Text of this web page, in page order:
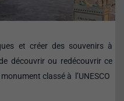
et créer des souvenirs à
découvrir ou redécouvrir ce
classé à l’UNESCO